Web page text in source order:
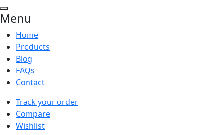
Menu
Home
Products
Blog
FAQs
Contact
Track your order
Compare
Wishlist